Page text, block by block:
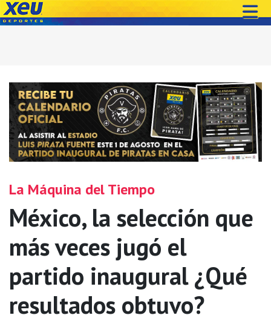
La Máquina del Tiempo
México, la selección que
más veces jugó el
partido inaugural ¿Qué
resultados obtuvo?